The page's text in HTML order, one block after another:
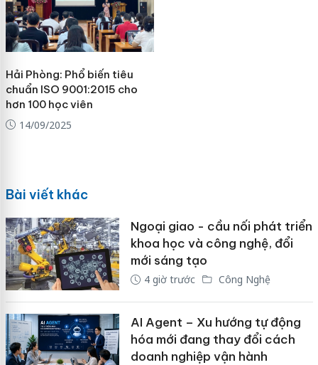
Hải Phòng: Phổ biến tiêu
chuẩn ISO 9001:2015 cho
hơn 100 học viên
14/09/2025
Bài viết khác
Ngoại giao - cầu nối phát triển
khoa học và công nghệ, đổi
mới sáng tạo
4 giờ trước Công Nghệ
AI Agent – Xu hướng tự động
hóa mới đang thay đổi cách
doanh nghiệp vận hành